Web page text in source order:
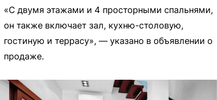
«С двумя этажами и 4 просторными спальнями,
он также включает зал, кухню-столовую,
гостиную и террасу», — указано в объявлении о
продаже.